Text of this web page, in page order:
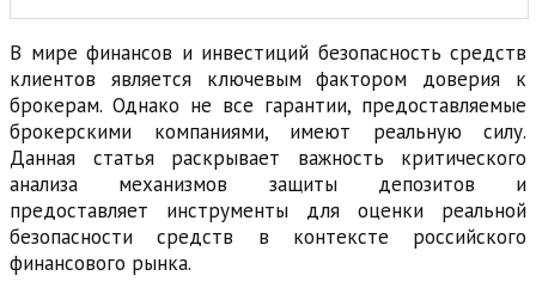
В мире финансов и инвестиций безопасность средств
клиентов является ключевым фактором доверия к
брокерам. Однако не все гарантии, предоставляемые
брокерскими компаниями, имеют реальную силу.
Данная статья раскрывает важность критического
анализа механизмов защиты депозитов и
предоставляет инструменты для оценки реальной
безопасности средств в контексте российского
финансового рынка.